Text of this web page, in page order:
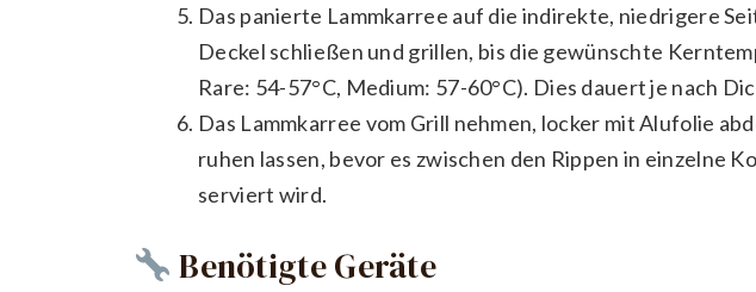
Das panierte Lammkarree auf die indirekte, niedrigere
Deckel schließen und grillen, bis die gewünschte
Rare: 54-57°C, Medium: 57-60°C). Dies dauert je nach
Das Lammkarree vom Grill nehmen, locker mit Alufolie
ruhen lassen, bevor es zwischen den Rippen in einzelne
serviert wird.
Benötigte Geräte